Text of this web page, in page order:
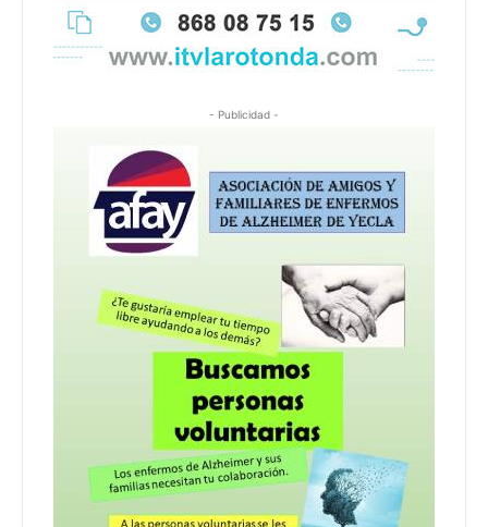
- Publicidad -